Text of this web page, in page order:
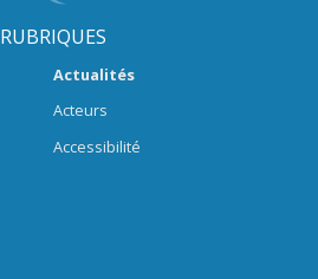
RUBRIQUES
Actualités
Acteurs
Accessibilité